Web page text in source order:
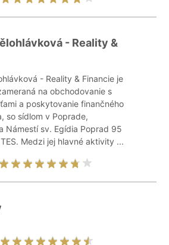
- Reality &
- Reality & Financie je
na obchodovanie s
a poskytovanie finančného
so sídlom v Poprade,
Námestí sv. Egídia Poprad 95
Medzi jej hlavné aktivity ...